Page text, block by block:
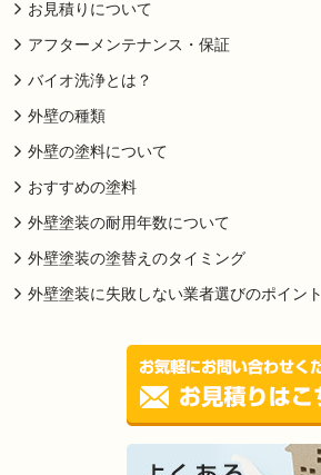
お見積りについて
アフターメンテナンス・保証
バイオ洗浄とは？
外壁の種類
外壁の塗料について
おすすめの塗料
外壁塗装の耐用年数について
外壁塗装の塗替えのタイミング
外壁塗装に失敗しない業者選びのポイント